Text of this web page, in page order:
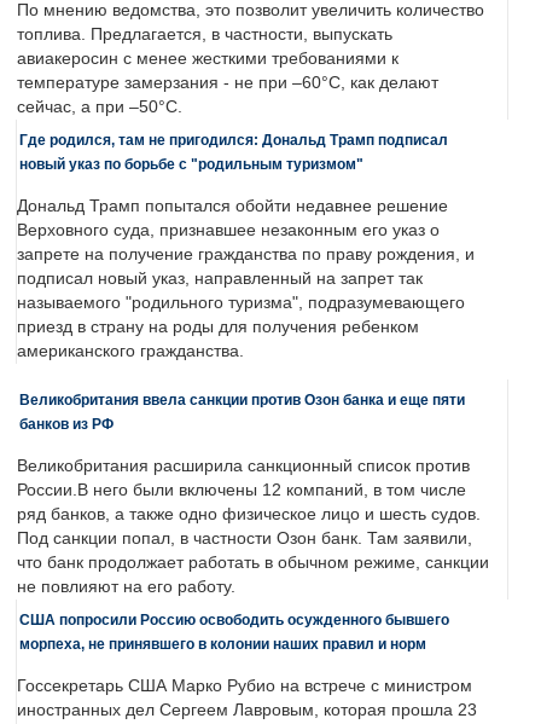
По мнению ведомства, это позволит увеличить количество
топлива. Предлагается, в частности, выпускать
авиакеросин с менее жесткими требованиями к
температуре замерзания - не при –60°C, как делают
сейчас, а при –50°C.
Где родился, там не пригодился: Дональд Трамп подписал
новый указ по борьбе с "родильным туризмом"
Дональд Трамп попытался обойти недавнее решение
Верховного суда, признавшее незаконным его указ о
запрете на получение гражданства по праву рождения, и
подписал новый указ, направленный на запрет так
называемого "родильного туризма", подразумевающего
приезд в страну на роды для получения ребенком
американского гражданства.
Великобритания ввела санкции против Озон банка и еще пяти
банков из РФ
Великобритания расширила санкционный список против
России.В него были включены 12 компаний, в том числе
ряд банков, а также одно физическое лицо и шесть судов.
Под санкции попал, в частности Озон банк. Там заявили,
что банк продолжает работать в обычном режиме, санкции
не повлияют на его работу.
США попросили Россию освободить осужденного бывшего
морпеха, не принявшего в колонии наших правил и норм
Госсекретарь США Марко Рубио на встрече с министром
иностранных дел Сергеем Лавровым, которая прошла 23